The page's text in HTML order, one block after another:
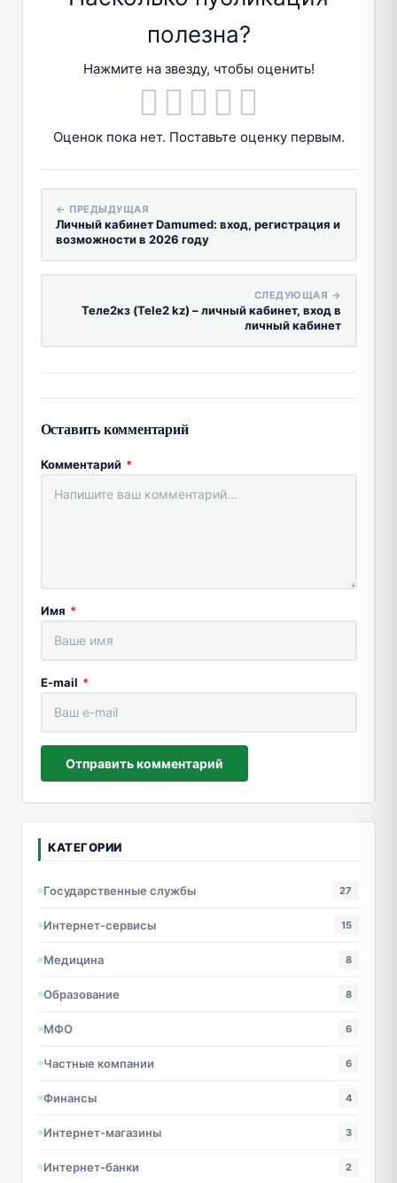
полезна?
Нажмите на звезду, чтобы оценить!
Оценок пока нет. Поставьте оценку первым.
← ПРЕДЫДУЩАЯ
Личный кабинет Damumed: вход, регистрация и
возможности в 2026 году
СЛЕДУЮЩАЯ →
Теле2кз (Tele2 kz) – личный кабинет, вход в
личный кабинет
Оставить комментарий
Комментарий *
Имя *
E-mail *
Отправить комментарий
КАТЕГОРИИ
Государственные службы 27
Интернет-сервисы 15
Медицина 8
Образование 8
МФО 6
Частные компании 6
Финансы 4
Интернет-магазины 3
Интернет-банки 2